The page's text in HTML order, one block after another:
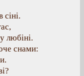
любіні.
снами: